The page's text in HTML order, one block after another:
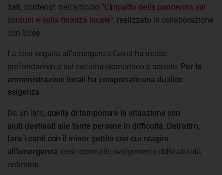
dati, contenuti nell’articolo “L’impatto della pandemia sui
comuni e sulla finanza locale“, realizzato in collaborazione
con Sose.
La crisi seguita all’emergenza Covid ha inciso
profondamente sul sistema economico e sociale. Per le
amministrazioni locali ha comportato una duplice
esigenza.
Da un lato, quella di tamponare la situazione con
aiuti destinati alle tante persone in difficoltà. Dall’altro,
fare i conti con il minor gettito con cui reagire
all’emergenza, così come allo svolgimento delle attività
ordinarie.